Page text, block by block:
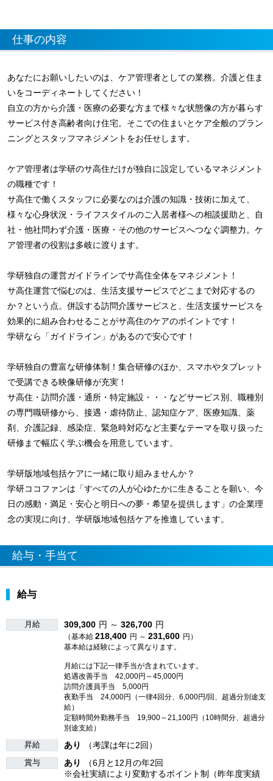
仕事の内容
あなたにお願いしたいのは、ケア管理者としての業務。介護と住ま
いをコーディネートしてください！
自立の方から介護・医療の必要な方まで様々な状態像の方が暮らす
サービス付き高齢者向け住宅。そこでの住まいとケア全般のプラン
ニングとスタッフマネジメントをお任せします。
ケア管理者は学研のサ高住だけが独自に設定しているマネジメント
の職種です！
サ高住で働くスタッフに必要なのは介護の知識・技術に加えて、
様々な心身状況・ライフスタイルのご入居者様への相談援助と、自
社・他社問わず介護・医療・その他のサービスへつなぐ調整力。ケ
ア管理者の役割は多岐に渡ります。
学研独自の運営ガイドラインでサ高住全体をマネジメント！
サ高住運営で悩むのは、生活支援サービスでどこまで対応するの
か？という点。併設する訪問介護サービスと、生活支援サービスを
効果的に組み合わせることがサ高住のケアのポイントです！
学研なら「ガイドライン」があるので安心です！
学研独自の豊富な研修体制！集合研修のほか、スマホやタブレット
で受講できる映像研修が充実！
サ高住・訪問介護・通所・特定施設・・・などサービス別、職種別
の専門職研修から、接遇・虐待防止、認知症ケア、医療知識、薬
剤、介護記録、感染症、緊急時対応など主要なテーマを取り扱った
研修まで幅広く学ぶ機会を用意しています。
学研版地域包括ケアに一緒に取り組みませんか？
学研ココファンは「すべての人が心ゆたかに生きることを願い、今
日の感動・満足・安心と明日への夢・希望を提供します」の企業理
念の実現に向け、学研版地域包括ケアを推進しています。
給与・手当て
給与
月給 309,300 円 ～ 326,700 円
（基本給 218,400 円 ～ 231,600 円）
基本給は経験によって異なります。
月給には下記一律手当が含まれています。
処遇改善手当 42,000円～45,000円
訪問介護員手当 5,000円
夜勤手当 24,000円（一律4回分、6,000円/回、超過分別途支
給）
定額時間外勤務手当 19,900～21,100円（10時間分、超過分
別途支給）
昇給 あり （考課は年に2回）
賞与 あり
（6月と12月の年2回
※会社実績により変動するポイント制（昨年度実績